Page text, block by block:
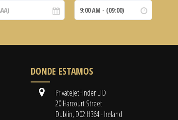
DONDE ESTAMOS
PrivateJetFinder LTD
20 Harcourt Street
Dublin, D02 H364 - Ireland